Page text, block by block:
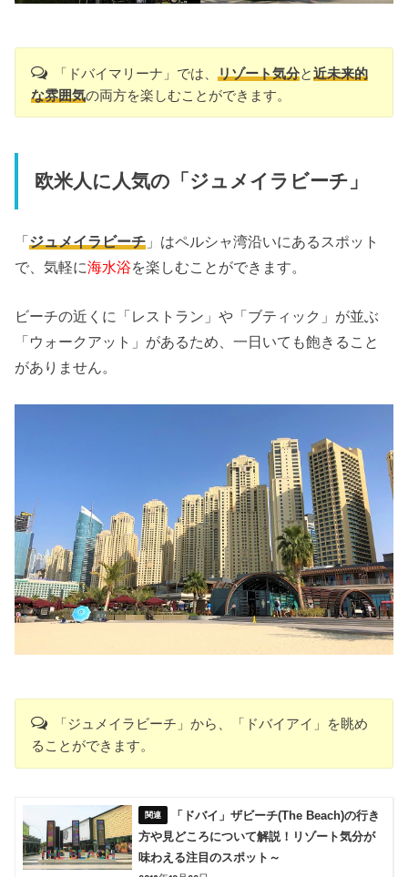
「ドバイマリーナ」では、 リゾート気分と近未来的
な雰囲気の両方を楽しむことができます。
欧米人に人気の「ジュメイラビーチ」
「ジュメイラビーチ 」はペルシャ湾沿いにあるスポット
で、気軽に海水浴を楽しむことができます。
ビーチの近くに「レストラン」や「ブティック」が並ぶ
「ウォークアット」があるため、一日いても飽きること
がありません。
「ジュメイラビーチ」から、「ドバイアイ」を眺め
ることができます。
「ドバイ」ザビーチ(The Beach)の行き
方や見どころについて解説！リゾート気分が
味わえる注目のスポット～